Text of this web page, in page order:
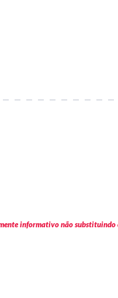
informativo não